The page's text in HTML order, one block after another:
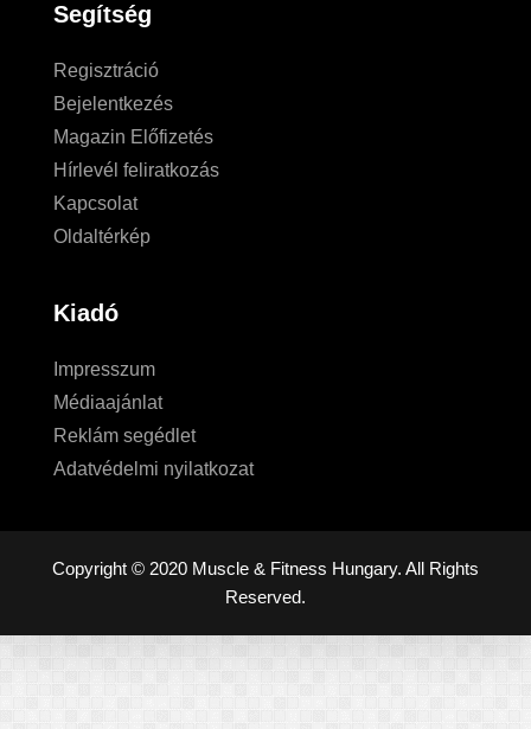
Segítség
Regisztráció
Bejelentkezés
Magazin Előfizetés
Hírlevél feliratkozás
Kapcsolat
Oldaltérkép
Kiadó
Impresszum
Médiaajánlat
Reklám segédlet
Adatvédelmi nyilatkozat
Copyright © 2020 Muscle & Fitness Hungary. All Rights
Reserved.